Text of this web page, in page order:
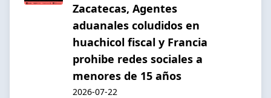
Zacatecas, Agentes
aduanales coludidos en
huachicol fiscal y Francia
prohibe redes sociales a
menores de 15 años
2026-07-22